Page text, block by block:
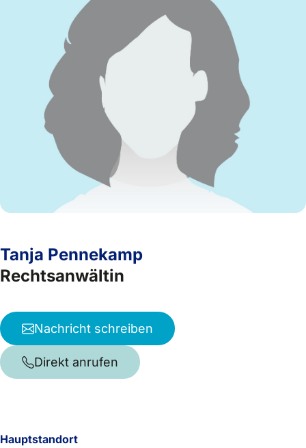
Hauptstandort
Tanja Pennekamp
Rechtsanwältin
Nachricht schreiben
Direkt anrufen